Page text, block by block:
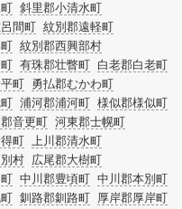
斜里郡小清水町
間町 紋別郡遠軽町
紋別郡西興部村
有珠郡壮瞥町 白老郡白老町
町 勇払郡むかわ町
浦河郡浦河町 様似郡様似町
音更町 河東郡士幌町
町 上川郡清水町
村 広尾郡大樹町
中川郡豊頃町 中川郡本別町
釧路郡釧路町 厚岸郡厚岸町